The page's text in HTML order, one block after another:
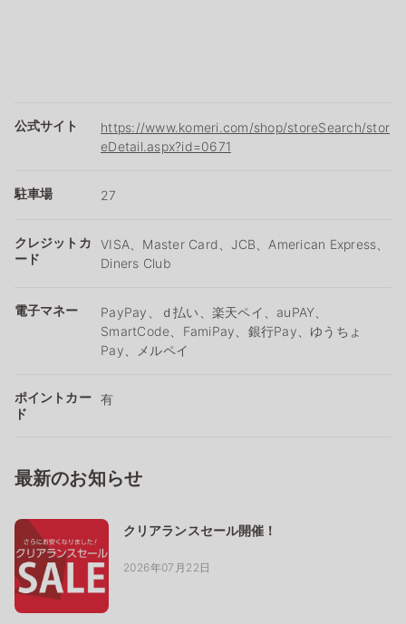
公式サイト
https://www.komeri.com/shop/storeSearch/stor
eDetail.aspx?id=0671
駐車場 27
クレジットカ
ード
VISA、Master Card、JCB、American Express、
Diners Club
電子マネー
PayPay、ｄ払い、楽天ペイ、auPAY、
SmartCode、FamiPay、銀行Pay、ゆうちょ
Pay、メルペイ
ポイントカー
ド
有
最新のお知らせ
クリアランスセール開催！
2026年07月22日